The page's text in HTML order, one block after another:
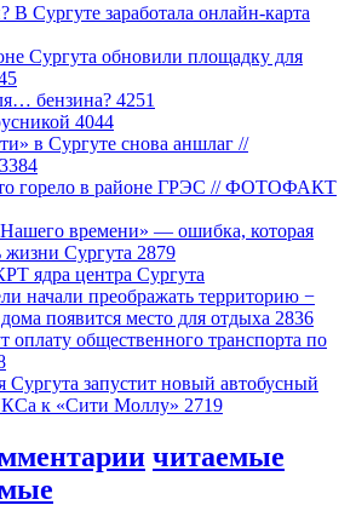
В Сургуте заработала онлайн-карта
Сургута обновили площадку для
бензина? 4251
4044
в Сургуте снова аншлаг //
3384
горело в районе ГРЭС // ФОТОФАКТ
времени» — ошибка, которая
жизни Сургута 2879
ядра центра Сургута
начали преображать территорию −
появится место для отдыха 2836
оплату общественного транспорта по
запустит новый автобусный
к «Сити Моллу» 2719
читаемые